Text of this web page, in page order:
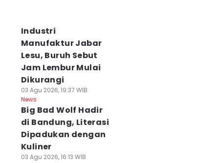
Industri
Manufaktur Jabar
Lesu, Buruh Sebut
Jam Lembur Mulai
Dikurangi
03 Agu 2026, 19:37 WIB
News
Big Bad Wolf Hadir
di Bandung, Literasi
Dipadukan dengan
Kuliner
03 Agu 2026, 16:13 WIB